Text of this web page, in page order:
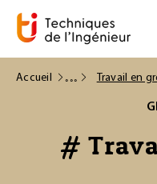
Accueil Travail en
#